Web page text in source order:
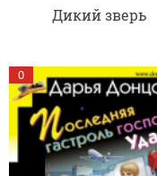
Дикий зверь
0